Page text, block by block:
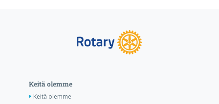
Keitä olemme
Keitä olemme